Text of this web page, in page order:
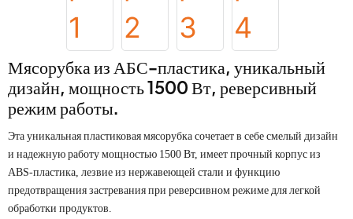
Мясорубка из АБС-пластика, уникальный
дизайн, мощность 1500 Вт, реверсивный
режим работы.
Эта уникальная пластиковая мясорубка сочетает в себе смелый дизайн
и надежную работу мощностью 1500 Вт, имеет прочный корпус из
ABS-пластика, лезвие из нержавеющей стали и функцию
предотвращения застревания при реверсивном режиме для легкой
обработки продуктов.